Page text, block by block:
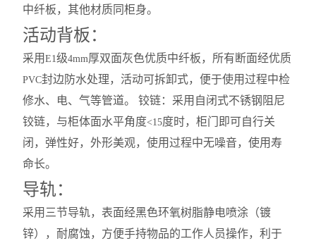
中纤板，其他材质同柜身。
活动背板：
采用E1级4mm厚双面灰色优质中纤板，所有断面经优质
PVC封边防水处理，活动可拆卸式，便于使用过程中检
修水、电、气等管道。 铰链：采用自闭式不锈钢阻尼
铰链，与柜体面水平角度<15度时，柜门即可自行关
闭，弹性好，外形美观，使用过程中无噪音，使用寿
命长。
导轨：
采用三节导轨，表面经黑色环氧树脂静电喷涂（镀
锌），耐腐蚀，方便手持物品的工作人员操作，利于